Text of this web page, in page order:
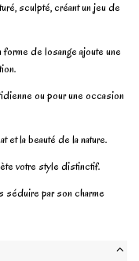
sculpté, créant un jeu de
de losange ajoute une
ou pour une occasion
et la beauté de la nature.
votre style distinctif.
séduire par son charme